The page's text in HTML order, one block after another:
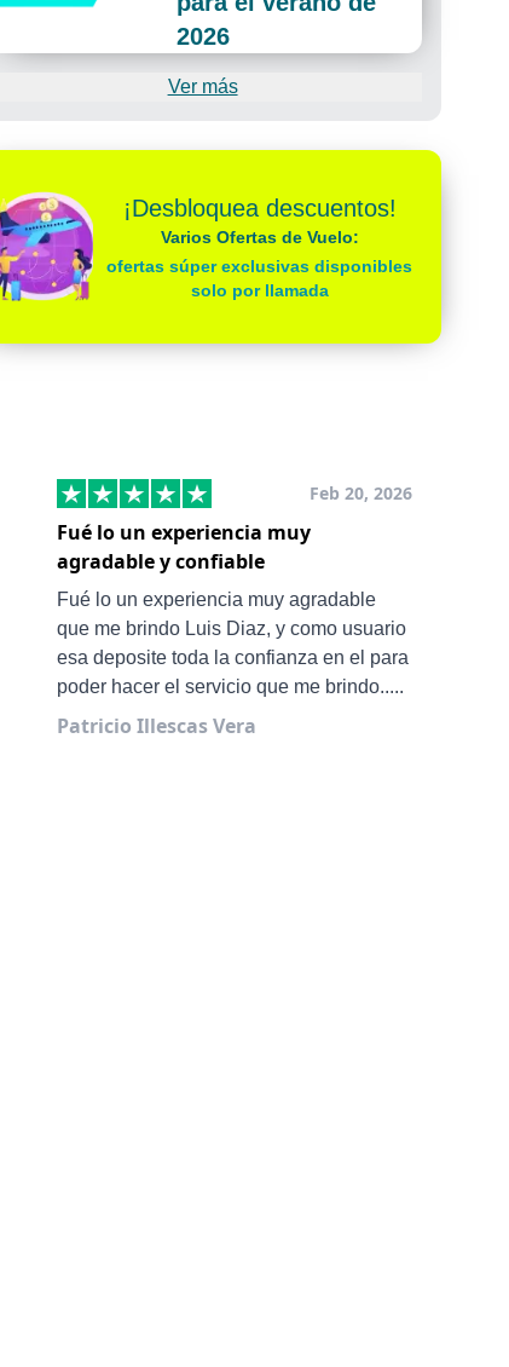
2026
Ver más
¡Desbloquea descuentos!
Varios Ofertas de Vuelo:
ofertas súper exclusivas disponibles
solo por llamada
Feb 20, 2026
Fué lo un experiencia muy
agradable y confiable
Fué lo un experiencia muy agradable
que me brindo Luis Diaz, y como usuario
esa deposite toda la confianza en el para
poder hacer el servicio que me brindo.....
Patricio Illescas Vera